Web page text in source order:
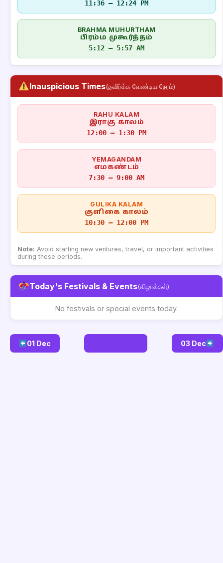
11:36 – 12:24 PM
BRAHMA MUHURTHAM
பிரம்ம முகூர்த்தம்
5:12 – 5:57 AM
Inauspicious Times(தவிர்க்க வேண்டிய நேரம்)
RAHU KALAM
இராகு காலம்
12:00 – 1:30 PM
YEMAGANDAM
எமகண்டம்
7:30 – 9:00 AM
GULIKA KALAM
குளிகை காலம்
10:30 – 12:00 PM
Note: Avoid starting new ventures, travel, or important activities
during these periods.
Today's Festivals & Events(விழாக்கள்)
No festivals or special events today.
01 Dec 03 Dec